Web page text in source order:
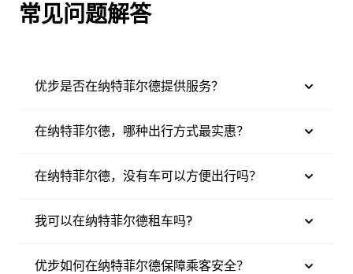
常见问题解答
优步是否在纳特菲尔德提供服务？
在纳特菲尔德，哪种出行方式最实惠？
在纳特菲尔德，没有车可以方便出行吗？
我可以在纳特菲尔德租车吗?
优步如何在纳特菲尔德保障乘客安全？